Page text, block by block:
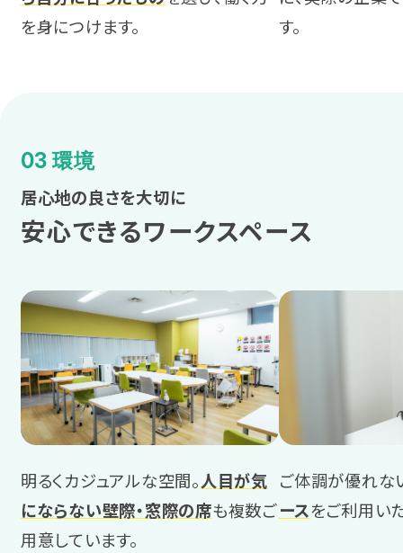
を身につけます。
す。
03 環境
居心地の良さを大切に
安心できるワークスペース
明るくカジュアルな空間。人目が気
にならない壁際・窓際の席も複数ご
用意しています。
ご体調が優れな
ースをご利用い